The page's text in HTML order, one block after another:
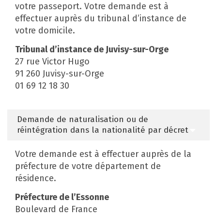
votre passeport. Votre demande est à
effectuer auprès du tribunal d’instance de
votre domicile.
Tribunal d’instance de Juvisy-sur-Orge
27 rue Victor Hugo
91 260 Juvisy-sur-Orge
01 69 12 18 30
Demande de naturalisation ou de
réintégration dans la nationalité par décret
Votre demande est à effectuer auprès de la
préfecture de votre département de
résidence.
Préfecture de l’Essonne
Boulevard de France